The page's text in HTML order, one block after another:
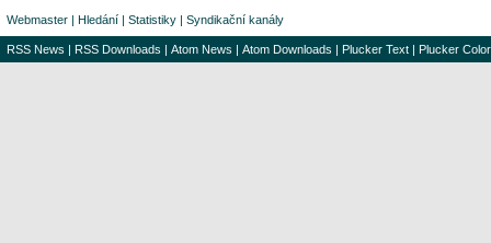
Webmaster | Hledání | Statistiky | Syndikační kanály
RSS News | RSS Downloads | Atom News | Atom Downloads | Plucker Text | Plucker Color